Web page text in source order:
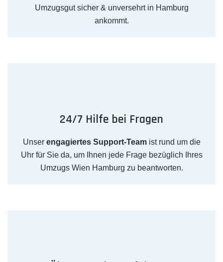
Umzugsgut sicher & unversehrt in Hamburg
ankommt.
24/7 Hilfe bei Fragen
Unser engagiertes Support-Teamist rund um die
Uhr für Sie da, um Ihnen jede Frage bezüglich Ihres
Umzugs Wien Hamburg zu beantworten.